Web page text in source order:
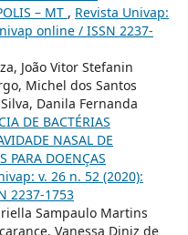
– MT , Revista Univap:
online / ISSN 2237-
João Vitor Stefanin
Michel dos Santos
Danila Fernanda
DE BACTÉRIAS
NASAL DE
PARA DOENÇAS
v. 26 n. 52 (2020):
2237-1753
Sampaulo Martins
Vanessa Diniz de